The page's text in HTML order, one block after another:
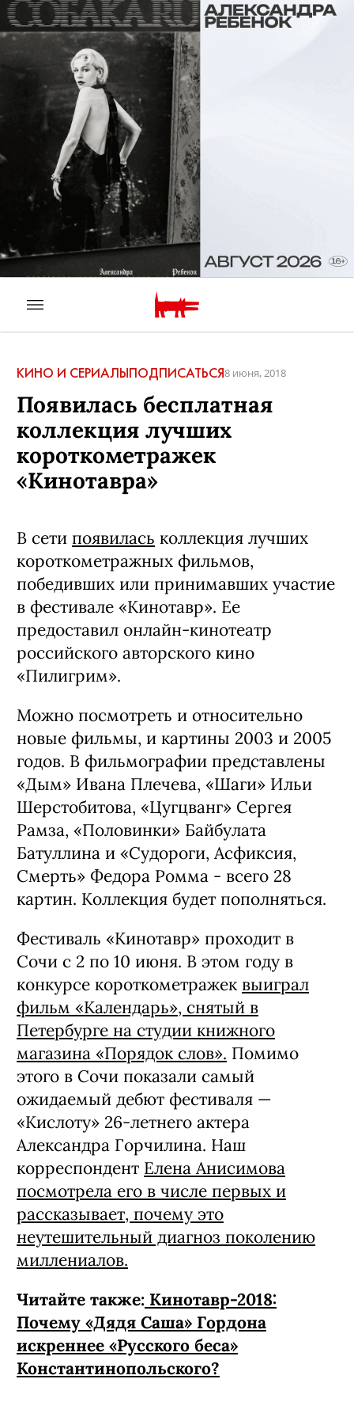
КИНО И СЕРИАЛЫПОДПИСАТЬСЯ8 июня, 2018
Появилась бесплатная
коллекция лучших
короткометражек
«Кинотавра»
В сети появилась коллекция лучших
короткометражных фильмов,
победивших или принимавших участие
в фестивале «Кинотавр». Ее
предоставил онлайн-кинотеатр
российского авторского кино
«Пилигрим».
Можно посмотреть и относительно
новые фильмы, и картины 2003 и 2005
годов. В фильмографии представлены
«Дым» Ивана Плечева, «Шаги» Ильи
Шерстобитова, «Цугцванг» Сергея
Рамза, «Половинки» Байбулата
Батуллина и «Судороги, Асфиксия,
Смерть» Федора Ромма - всего 28
картин. Коллекция будет пополняться.
Фестиваль «Кинотавр» проходит в
Сочи с 2 по 10 июня. В этом году в
конкурсе короткометражек выиграл
фильм «Календарь», снятый в
Петербурге на студии книжного
магазина «Порядок слов». Помимо
этого в Сочи показали самый
ожидаемый дебют фестиваля —
«Кислоту» 26-летнего актера
Александра Горчилина. Наш
корреспондент Елена Анисимова
посмотрела его в числе первых и
рассказывает, почему это
неутешительный диагноз поколению
миллениалов.
Читайте также: Кинотавр-2018:
Почему «Дядя Саша» Гордона
искреннее «Русского беса»
Константинопольского?